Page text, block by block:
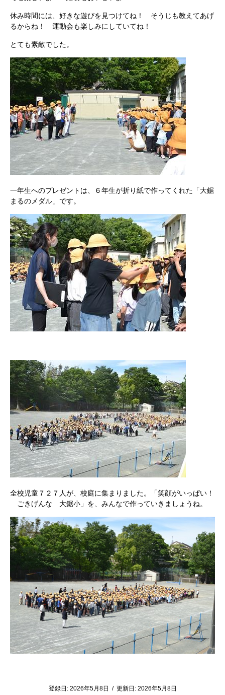
休み時間には、好きな遊びを見つけてね！ そうじも教えてあげ
るからね！ 運動会も楽しみにしていてね！
とても素敵でした。
一年生へのプレゼントは、６年生が折り紙で作ってくれた「大鋸
まるのメダル」です。
全校児童７２７人が、校庭に集まりました。「笑顔がいっぱい！
ごきげんな 大鋸小」を、みんなで作っていきましょうね。
登録日: 2026年5月8日 / 更新日: 2026年5月8日